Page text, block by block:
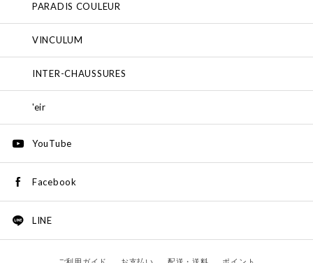
PARADIS COULEUR
VINCULUM
INTER-CHAUSSURES
'eir
YouTube
Facebook
LINE